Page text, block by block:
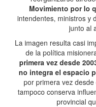
Movimiento por lo
intendentes, ministros y
junto al
La imagen resulta casi
de la política
primera vez desde
no integra el espacio
por primera vez
tampoco conserva
provincial